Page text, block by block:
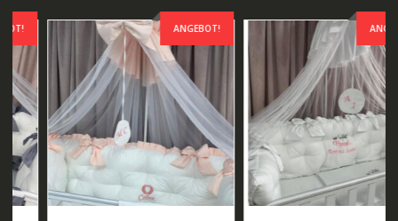
ANGEBOT! ANGEBOT!